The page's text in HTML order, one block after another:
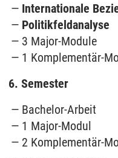
Internationale
Politikfeldanalyse
3 Major-Module
1 Komplementär-
6. Semester
Bachelor-Arbeit
1 Major-Modul
2 Komplementär-